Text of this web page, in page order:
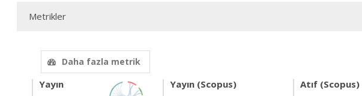
Metrikler
Daha fazla metrik
Yayın Yayın (Scopus) Atıf (Scopus)